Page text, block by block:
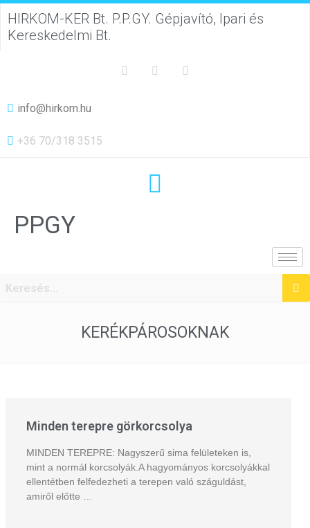
HIRKOM-KER Bt. P.P.GY. Gépjavító, Ipari és
Kereskedelmi Bt.
info@hirkom.hu
+36 70/318 3515
PPGY
KERÉKPÁROSOKNAK
Minden terepre görkorcsolya
MINDEN TEREPRE: Nagyszerű sima felületeken is,
mint a normál korcsolyák.A hagyományos korcsolyákkal
ellentétben felfedezheti a terepen való száguldást,
amiről előtte …